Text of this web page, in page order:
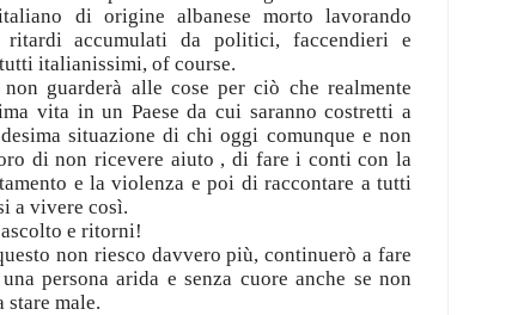
di origine albanese morto lavorando
ritardi accumulati da politici, faccendieri e
italianissimi, of course.
guarderà alle cose per ciò che realmente
vita in un Paese da cui saranno costretti a
situazione di chi oggi comunque e non
di non ricevere aiuto , di fare i conti con la
e la violenza e poi di raccontare a tutti
a vivere così.
e ritorni!
non riesco davvero più, continuerò a fare
persona arida e senza cuore anche se non
stare male.